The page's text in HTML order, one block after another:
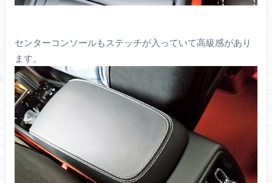
センターコンソールもステッチが入っていて高級感があり
ます。